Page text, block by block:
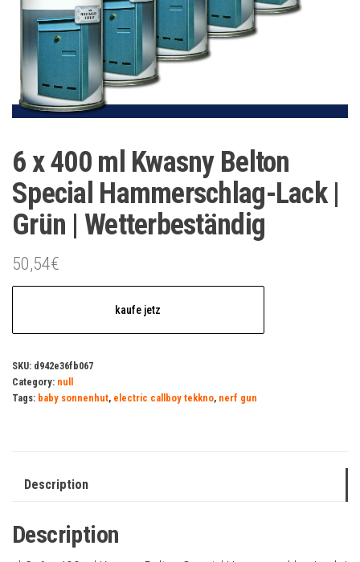
6 x 400 ml Kwasny Belton
Special Hammerschlag-Lack |
Grün | Wetterbeständig
50,54€
kaufe jetz
SKU: d942e36fb067
Category: null
Tags: baby sonnenhut, electric callboy tekkno, nerf gun
Description
Description